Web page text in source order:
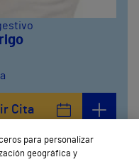
Cita
para personalizar
geográfica y